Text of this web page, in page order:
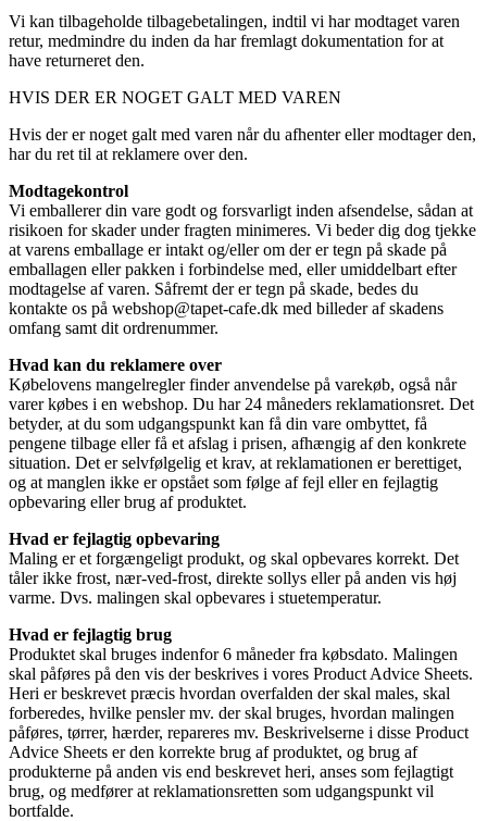
Vi kan tilbageholde tilbagebetalingen, indtil vi har modtaget varen
retur, medmindre du inden da har fremlagt dokumentation for at
have returneret den.
HVIS DER ER NOGET GALT MED VAREN
Hvis der er noget galt med varen når du afhenter eller modtager den,
har du ret til at reklamere over den.
Modtagekontrol
Vi emballerer din vare godt og forsvarligt inden afsendelse, sådan at
risikoen for skader under fragten minimeres. Vi beder dig dog tjekke
at varens emballage er intakt og/eller om der er tegn på skade på
emballagen eller pakken i forbindelse med, eller umiddelbart efter
modtagelse af varen. Såfremt der er tegn på skade, bedes du
kontakte os på webshop@tapet-cafe.dk med billeder af skadens
omfang samt dit ordrenummer.
Hvad kan du reklamere over
Købelovens mangelregler finder anvendelse på varekøb, også når
varer købes i en webshop. Du har 24 måneders reklamationsret. Det
betyder, at du som udgangspunkt kan få din vare ombyttet, få
pengene tilbage eller få et afslag i prisen, afhængig af den konkrete
situation. Det er selvfølgelig et krav, at reklamationen er berettiget,
og at manglen ikke er opstået som følge af fejl eller en fejlagtig
opbevaring eller brug af produktet.
Hvad er fejlagtig opbevaring
Maling er et forgængeligt produkt, og skal opbevares korrekt. Det
tåler ikke frost, nær-ved-frost, direkte sollys eller på anden vis høj
varme. Dvs. malingen skal opbevares i stuetemperatur.
Hvad er fejlagtig brug
Produktet skal bruges indenfor 6 måneder fra købsdato. Malingen
skal påføres på den vis der beskrives i vores Product Advice Sheets.
Heri er beskrevet præcis hvordan overfalden der skal males, skal
forberedes, hvilke pensler mv. der skal bruges, hvordan malingen
påføres, tørrer, hærder, repareres mv. Beskrivelserne i disse Product
Advice Sheets er den korrekte brug af produktet, og brug af
produkterne på anden vis end beskrevet heri, anses som fejlagtigt
brug, og medfører at reklamationsretten som udgangspunkt vil
bortfalde.